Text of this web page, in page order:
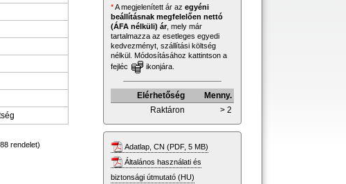
rendelet)
*A megjelenített ár az egyéni
beállításnak megfelelően nettó
(ÁFA nélküli) ár, mely már
tartalmazza az esetleges egyedi
kedvezményt, szállítási költség
nélkül. Módosításához kattintson a
fejléc
ikonjára.
Elérhetőség
Menny.
Raktáron
> 2
Adatlap, CN (PDF, 5 MB)
Általános használati és
biztonsági útmutató (HU)